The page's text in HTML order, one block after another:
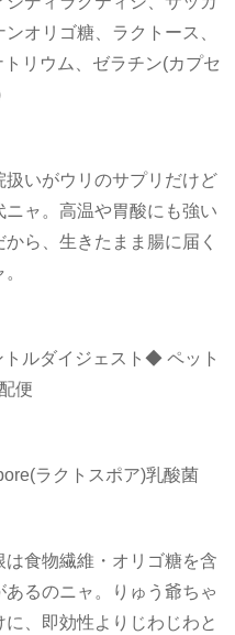
オリゴ糖、ラクトース、
リウム、ゼラチン(カプセ
いがウリのサプリだけど
ャ。高温や胃酸にも強い
ら、生きたまま腸に届く
ルダイジェスト◆ ペット
便
ラクトスポア)乳酸菌
食物繊維・オリゴ糖を含
るのニャ。りゅう爺ちゃ
、即効性よりじわじわと